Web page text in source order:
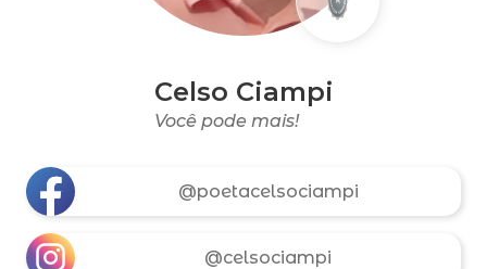
Celso Ciampi
Você pode mais!
@poetacelsociampi
@celsociampi